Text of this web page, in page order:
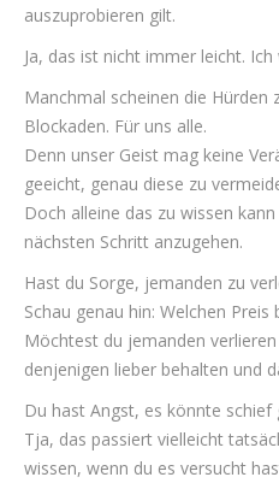
auszuprobieren gilt.
Ja, das ist nicht immer leicht. Ich
Manchmal scheinen die Hürden
Blockaden. Für uns alle.
Denn unser Geist mag keine
geeicht, genau diese zu
Doch alleine das zu wissen
nächsten Schritt anzugehen.
Hast du Sorge, jemanden zu
Schau genau hin: Welchen
Möchtest du jemanden
denjenigen lieber behalten und
Du hast Angst, es könnte schief
Tja, das passiert vielleicht
wissen, wenn du es versucht